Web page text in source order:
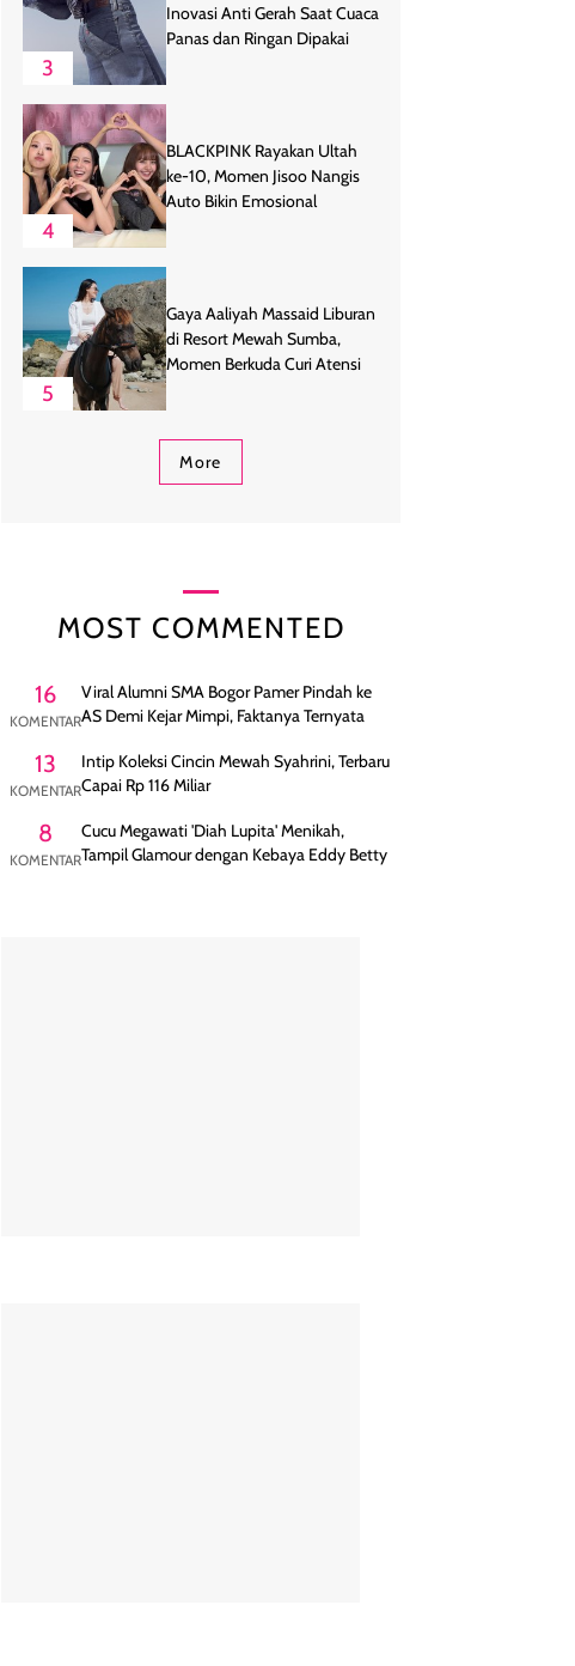
3
Inovasi Anti Gerah Saat Cuaca
Panas dan Ringan Dipakai
4
BLACKPINK Rayakan Ultah
ke-10, Momen Jisoo Nangis
Auto Bikin Emosional
5
Gaya Aaliyah Massaid Liburan
di Resort Mewah Sumba,
Momen Berkuda Curi Atensi
More
MOST COMMENTED
16
KOMENTAR
Viral Alumni SMA Bogor Pamer Pindah ke
AS Demi Kejar Mimpi, Faktanya Ternyata
13
KOMENTAR
Intip Koleksi Cincin Mewah Syahrini, Terbaru
Capai Rp 116 Miliar
8
KOMENTAR
Cucu Megawati 'Diah Lupita' Menikah,
Tampil Glamour dengan Kebaya Eddy Betty